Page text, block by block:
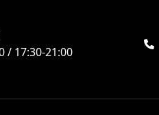
/ 17:30-21:00